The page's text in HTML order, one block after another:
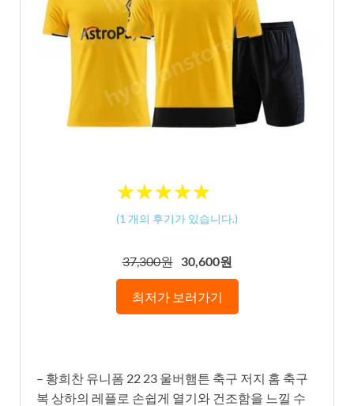
★★★★★
★★★★★
(1 개의 후기가 있습니다.)
37,300원 30,600원
최저가 보러가기
– 황희찬 유니폼 22 23 울버햄튼 축구 저지 홈 축구
복 상하의 레플로 손쉽게 열기와 건조함을 느낄 수